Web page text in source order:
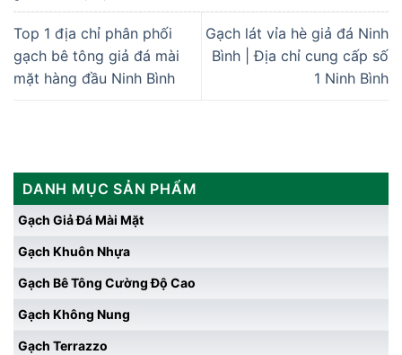
Top 1 địa chỉ phân phối
gạch bê tông giả đá mài
mặt hàng đầu Ninh Bình
Gạch lát vỉa hè giả đá Ninh
Bình | Địa chỉ cung cấp số
1 Ninh Bình
DANH MỤC SẢN PHẨM
Gạch Giả Đá Mài Mặt
Gạch Khuôn Nhựa
Gạch Bê Tông Cường Độ Cao
Gạch Không Nung
Gạch Terrazzo